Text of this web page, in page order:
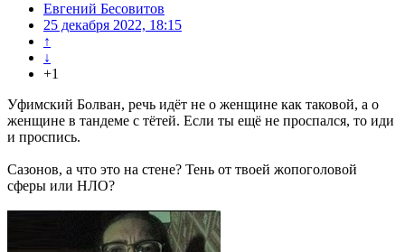
Евгений Бесовитов
25 декабря 2022, 18:15
↑
↓
+1
Уфимский Болван, речь идёт не о женщине как таковой, а о
женщине в тандеме с тётей. Если ты ещё не проспался, то иди
и проспись.
Сазонов, а что это на стене? Тень от твоей жопоголовой
сферы или НЛО?